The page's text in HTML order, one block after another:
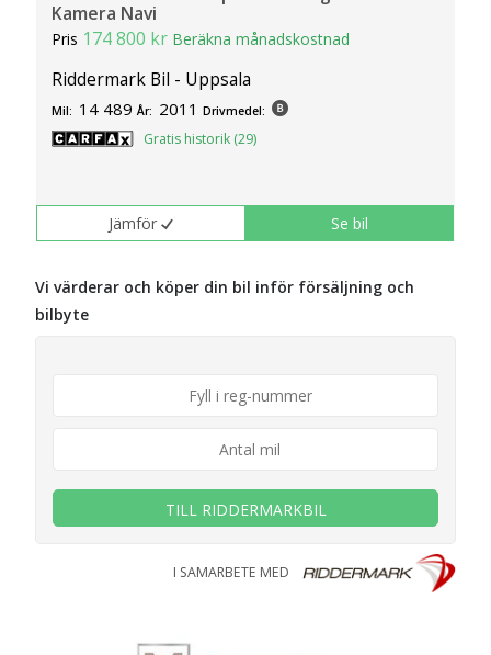
Kamera Navi
Pris 174 800 kr Beräkna månadskostnad
Riddermark Bil - Uppsala
Mil: 14 489 År: 2011 Drivmedel:
Gratis historik (29)
Jämför Se bil
Vi värderar och köper din bil inför försäljning och
bilbyte
TILL RIDDERMARKBIL
I SAMARBETE MED